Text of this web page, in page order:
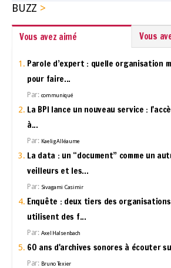
BUZZ
Vous avez aimé Vous
Parole d’expert : quelle organisation
pour faire...
Par: communiqué
La BPI lance un nouveau service :
à...
Par: Kaelig Alléaume
La data : un “document” comme un
veilleurs et les...
Par: Sivagami Casimir
Enquête : deux tiers des
utilisent des f...
Par: Axel Halsenbach
60 ans d'archives sonores à écouter
Par: Bruno Texier